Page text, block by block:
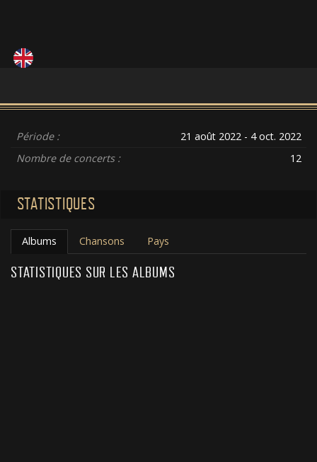
Période :
21 août 2022 - 4 oct. 2022
Nombre de concerts :
12
STATISTIQUES
Albums Chansons Pays
STATISTIQUES SUR LES ALBUMS